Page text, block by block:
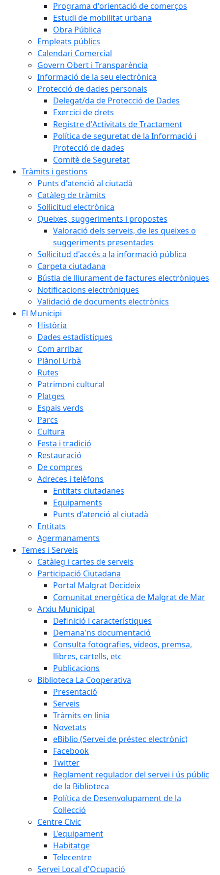
Programa d'orientació de comerços
Estudi de mobilitat urbana
Obra Pública
Empleats públics
Calendari Comercial
Govern Obert i Transparència
Informació de la seu electrònica
Protecció de dades personals
Delegat/da de Protecció de Dades
Exercici de drets
Registre d'Activitats de Tractament
Política de seguretat de la Informació i
Protecció de dades
Comitè de Seguretat
Tràmits i gestions
Punts d'atenció al ciutadà
Catàleg de tràmits
Sol·licitud electrònica
Queixes, suggeriments i propostes
Valoració dels serveis, de les queixes o
suggeriments presentades
Sol·licitud d'accés a la informació pública
Carpeta ciutadana
Bústia de lliurament de factures electròniques
Notificacions electròniques
Validació de documents electrònics
El Municipi
Història
Dades estadístiques
Com arribar
Plànol Urbà
Rutes
Patrimoni cultural
Platges
Espais verds
Parcs
Cultura
Festa i tradició
Restauració
De compres
Adreces i telèfons
Entitats ciutadanes
Equipaments
Punts d'atenció al ciutadà
Entitats
Agermanaments
Temes i Serveis
Catàleg i cartes de serveis
Participació Ciutadana
Portal Malgrat Decideix
Comunitat energètica de Malgrat de Mar
Arxiu Municipal
Definició i característiques
Demana'ns documentació
Consulta fotografies, vídeos, premsa,
llibres, cartells, etc
Publicacions
Biblioteca La Cooperativa
Presentació
Serveis
Tràmits en línia
Novetats
eBiblio (Servei de préstec electrònic)
Facebook
Twitter
Reglament regulador del servei i ús públic
de la Biblioteca
Política de Desenvolupament de la
Col·lecció
Centre Civic
L'equipament
Habitatge
Telecentre
Servei Local d'Ocupació